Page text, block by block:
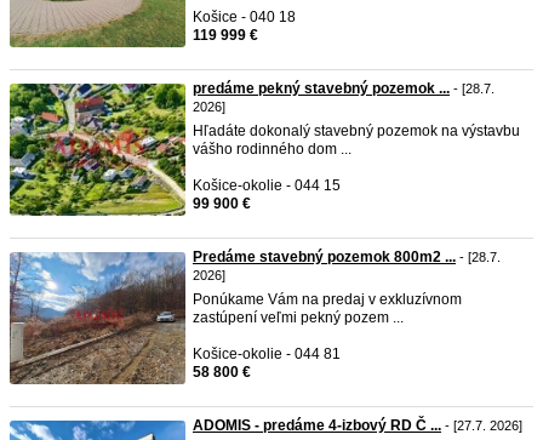
Košice - 040 18
119 999 €
predáme pekný stavebný pozemok ... - [28.7.
2026]
Hľadáte dokonalý stavebný pozemok na výstavbu
vášho rodinného dom ...
Košice-okolie - 044 15
99 900 €
Predáme stavebný pozemok 800m2 ... - [28.7.
2026]
Ponúkame Vám na predaj v exkluzívnom
zastúpení veľmi pekný pozem ...
Košice-okolie - 044 81
58 800 €
ADOMIS - predáme 4-izbový RD Č ... - [27.7. 2026]